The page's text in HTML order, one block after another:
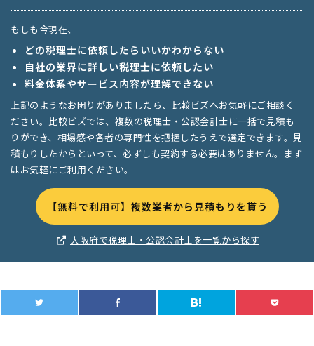
もしも今現在、
どの税理士に依頼したらいいかわからない
自社の業界に詳しい税理士に依頼したい
料金体系やサービス内容が理解できない
上記のようなお困りがありましたら、比較ビズへお気軽にご相談く
ださい。比較ビズでは、複数の税理士・公認会計士に一括で見積も
りができ、相場感や各者の専門性を把握したうえで選定できます。見
積もりしたからといって、必ずしも契約する必要はありません。まず
はお気軽にご利用ください。
【無料で利用可】複数業者から見積もりを貰う
大阪府で税理士・公認会計士を一覧から探す